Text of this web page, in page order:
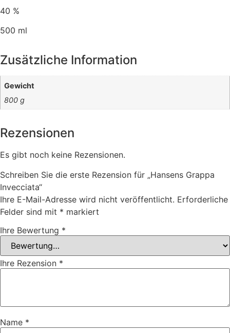
40 %
500 ml
Zusätzliche Information
Gewicht
800 g
Rezensionen
Es gibt noch keine Rezensionen.
Schreiben Sie die erste Rezension für „Hansens Grappa
Invecciata“
Ihre E-Mail-Adresse wird nicht veröffentlicht. Erforderliche
Felder sind mit * markiert
Ihre Bewertung *
Ihre Rezension *
Name *